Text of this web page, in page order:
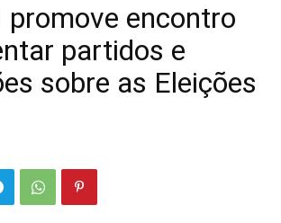
promove encontro
partidos e
sobre as Eleições